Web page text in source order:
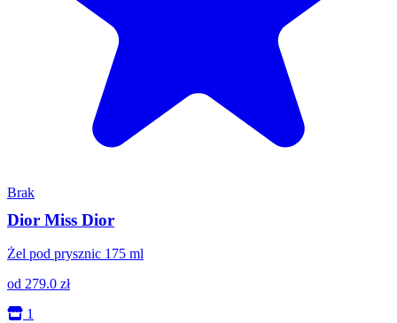
Brak
Dior Miss Dior
Żel pod prysznic 175 ml
od 279.0 zł
1